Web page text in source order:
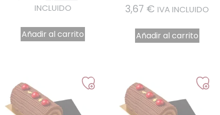
INCLUIDO
Añadir al carrito
3,67 € IVA INCLUIDO
Añadir al carrito